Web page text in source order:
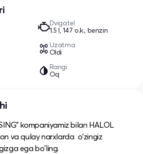
Dvigatel
1.5 l, 147 o.k., benzin
Uzatma
Oldi
Rangi
Oq
kompaniyamiz bilan HALOL
va qulay narxlarda o'zingiz
ega bo'ling.